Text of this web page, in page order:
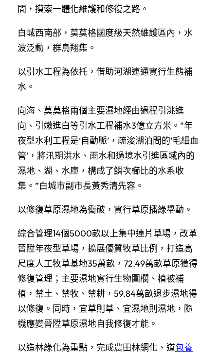
間，摸索一體化維護和修復之路。
白城西南部，莫莫格國度級天然維護區內，水
波泛動，群鳥翔集。
以引水工程為依托，借助河湖連通實行生態補
水。
向海、莫莫格兩個主要濕地經由過程引洮進
向、引嫩進白等引水工程補水3億立方米。“年
夜型水利工程是‘自動脈’，疏浚湖泊間的‘毛細血
管’，將汛期洪水、雨水和過境水引進區域內的
濕地、湖、水庫，構成了鱗次櫛比的水系收
集。”白城市副市長黃秀清先容。
以修復草原濕地為衝破，實行草原播綠舉動。
綜合管理14個5000畝以上集中連片草場，改革
晉陞年夜型草場，擴展優質牧草比例，打造高
尺度人工牧草基地35萬畝，72.49萬畝草原獲得
修復管理；主要濕地實行生物圍欄、植被補
植，禁土、禁牧、禁耕，59.84萬畝退步濕地得
以修復。同時，宜草則草、宜濕地則濕地，隨
機應變晉陞草原濕地自我修復才能。
以造林綠化為重點，完成農田林網化、道包養